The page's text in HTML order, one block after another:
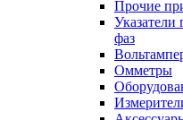
Прочие
Указатели
фаз
Омметры